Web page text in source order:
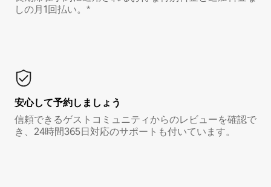
しの月1回払い。*
安心して予約しましょう
信頼できるゲストコミュニティからのレビューを確認で
き、24時間365日対応のサポートも付いています。